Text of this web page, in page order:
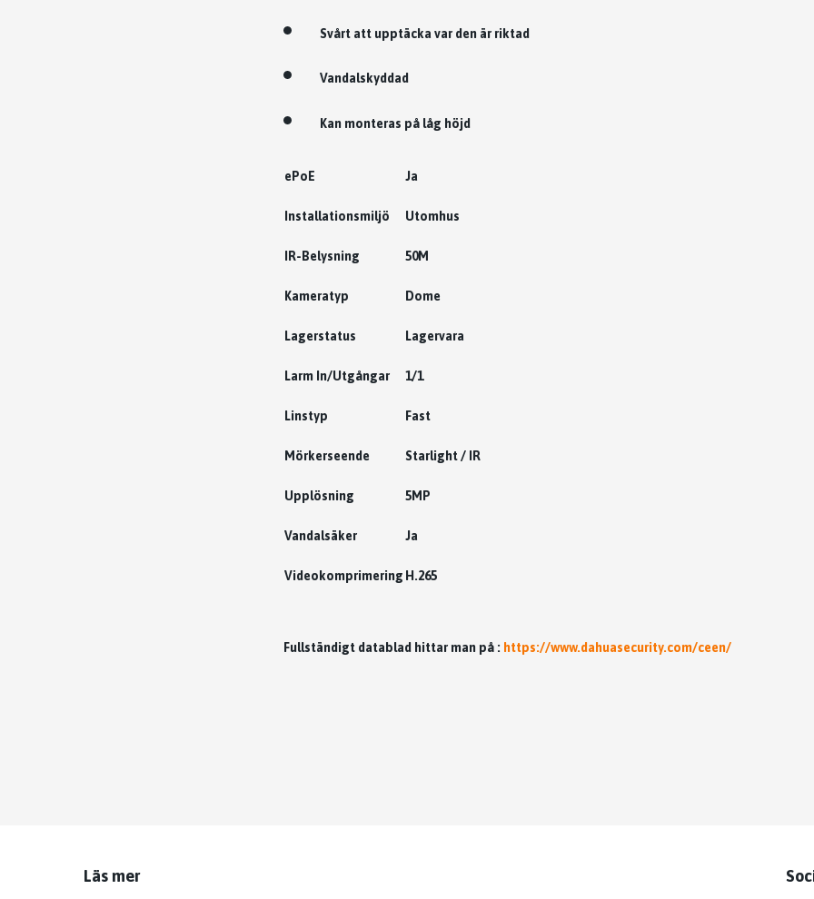
Svårt att upptäcka var den är riktad
Vandalskyddad
Kan monteras på låg höjd
ePoE Ja
Installationsmiljö Utomhus
IR-Belysning 50M
Kameratyp Dome
Lagerstatus Lagervara
Larm In/Utgångar 1/1
Linstyp Fast
Mörkerseende Starlight / IR
Upplösning 5MP
Vandalsäker Ja
Videokomprimering H.265
Fullständigt datablad hittar man på : https://www.dahuasecurity.com/ceen/
Läs mer